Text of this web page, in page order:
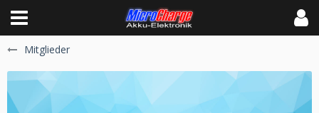
Mitglieder